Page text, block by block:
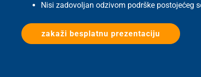
Nisi zadovoljan odzivom podrške postojećeg
zakaži besplatnu prezentaciju